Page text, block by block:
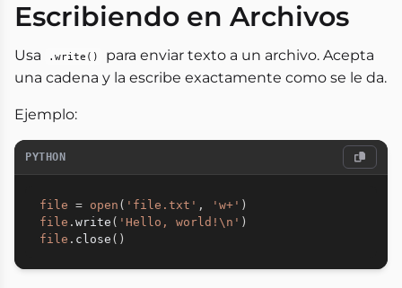
Escribiendo en Archivos
Usa .write()
para enviar texto a un archivo. Acepta
una cadena y la escribe exactamente como se le da.
Ejemplo:
PYTHON
file = open ( 'file.txt' , 'w+' )
file . write ( 'Hello, world!\n' )
file . close ( )